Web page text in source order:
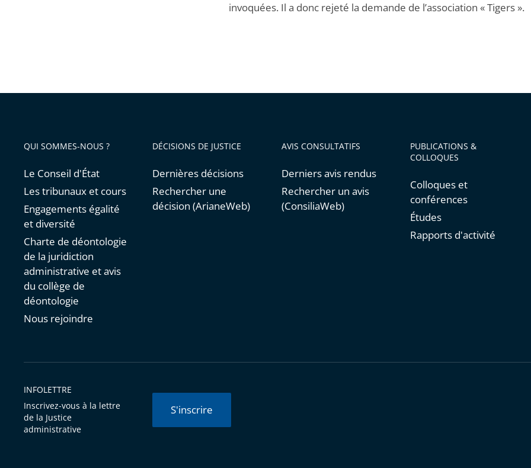
invoquées. Il a donc rejeté la demande de l’association « Tigers ».
QUI SOMMES-NOUS ?
Le Conseil d'État
Les tribunaux et cours
Engagements égalité
et diversité
Charte de déontologie
de la juridiction
administrative et avis
du collège de
déontologie
Nous rejoindre
DÉCISIONS DE JUSTICE
Dernières décisions
Rechercher une
décision (ArianeWeb)
AVIS CONSULTATIFS
Derniers avis rendus
Rechercher un avis
(ConsiliaWeb)
PUBLICATIONS &
COLLOQUES
Colloques et
conférences
Études
Rapports d'activité
INFOLETTRE
Inscrivez-vous à la lettre
de la Justice
administrative
S'inscrire